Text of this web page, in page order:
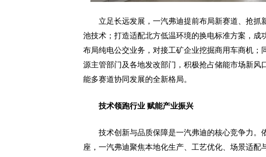
立足长远发展，一汽弗迪提前布局新赛道、抢抓
池技术；打造适配北方低温环境的换电标准方案，成
布局纯电公交业务，对接工矿企业挖掘商用车商机；
源主管部门及各地发改部门，积极抢占储能市场新风
能多赛道协同发展的全新格局。
技术领跑行业 赋能产业振兴
技术创新与品质保障是一汽弗迪的核心竞争力。
座，一汽弗迪聚焦本地化生产、工艺优化、场景适配